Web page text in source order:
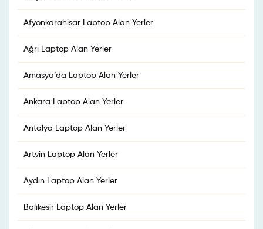
Afyonkarahisar Laptop Alan Yerler
Ağrı Laptop Alan Yerler
Amasya’da Laptop Alan Yerler
Ankara Laptop Alan Yerler
Antalya Laptop Alan Yerler
Artvin Laptop Alan Yerler
Aydın Laptop Alan Yerler
Balıkesir Laptop Alan Yerler